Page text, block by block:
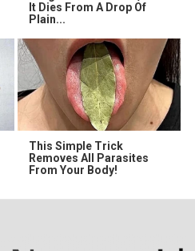
It Dies From A Drop Of
Plain...
This Simple Trick
Removes All Parasites
From Your Body!